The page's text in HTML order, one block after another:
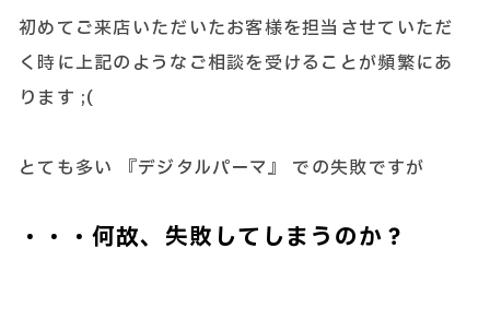
初めてご来店いただいたお客様を担当させていただ
く時に上記のようなご相談を受けることが頻繁にあ
ります ;(
とても多い 『デジタルパーマ』 での失敗ですが
・・・何故、失敗してしまうのか？